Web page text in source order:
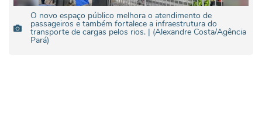
O novo espaço público melhora o atendimento de
passageiros e também fortalece a infraestrutura do
transporte de cargas pelos rios. | (Alexandre Costa/Agência
Pará)